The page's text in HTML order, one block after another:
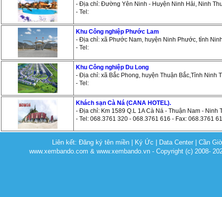
- Địa chỉ: Đường Yên Ninh - Huyện Ninh Hải, Ninh
- Tel:
Khu Công nghiệp Phước Lam
- Địa chỉ: xã Phước Nam, huyện Ninh Phước, tỉnh
- Tel:
Khu Công nghiệp Du Long
- Địa chỉ: xã Bắc Phong, huyện Thuận Bắc,Tỉnh Ninh
- Tel:
Khách sạn Cà Ná (CANA HOTEL).
- Địa chỉ: Km 1589 Q.L 1A Cà Ná - Thuận Nam - Ninh
- Tel: 068.3761 320 - 068.3761 616 - Fax: 068.3761
Liên kết:Đăng ký tên miền Ký Ức Data Center |Cần
www.xembando.com & www.xembando.vn - Copyright (c) 2008-